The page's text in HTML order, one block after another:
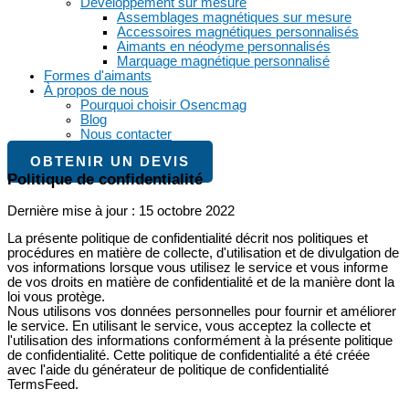
Assemblages magnétiques sur mesure
Accessoires magnétiques personnalisés
Aimants en néodyme personnalisés
Marquage magnétique personnalisé
Formes d'aimants
À propos de nous
Pourquoi choisir Osencmag
Blog
Nous contacter
OBTENIR UN DEVIS
Politique de confidentialité
Dernière mise à jour : 15 octobre 2022
La présente politique de confidentialité décrit nos politiques et
procédures en matière de collecte, d'utilisation et de divulgation de
vos informations lorsque vous utilisez le service et vous informe
de vos droits en matière de confidentialité et de la manière dont la
loi vous protège.
Nous utilisons vos données personnelles pour fournir et améliorer
le service. En utilisant le service, vous acceptez la collecte et
l'utilisation des informations conformément à la présente politique
de confidentialité. Cette politique de confidentialité a été créée
avec l'aide du générateur de politique de confidentialité
TermsFeed.